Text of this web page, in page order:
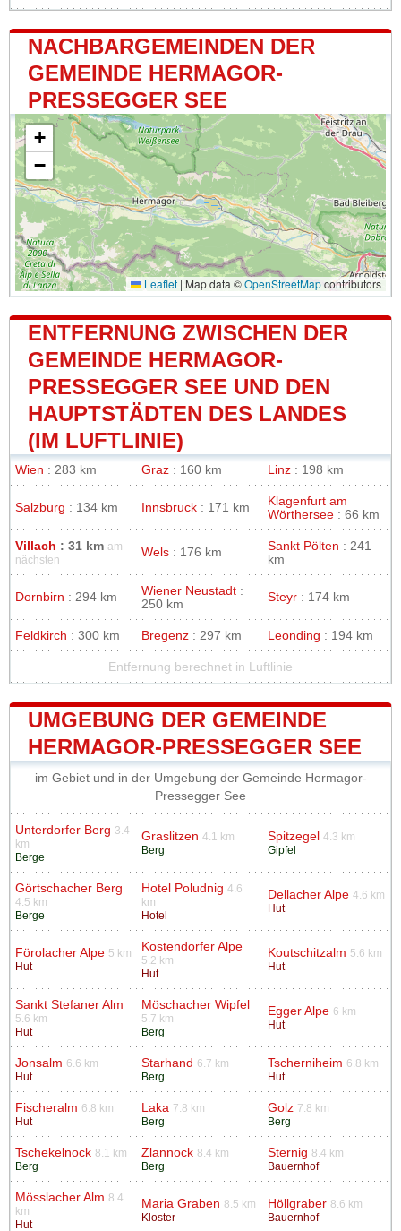
NACHBARGEMEINDEN DER
GEMEINDE HERMAGOR-
PRESSEGGER SEE
+
−
Leaflet | Map data ©OpenStreetMapcontributors
ENTFERNUNG ZWISCHEN DER
GEMEINDE HERMAGOR-
PRESSEGGER SEE UND DEN
HAUPTSTÄDTEN DES LANDES
(IM LUFTLINIE)
Wien : 283 km Graz : 160 km Linz : 198 km
Salzburg : 134 km Innsbruck : 171 km
Klagenfurt am
Wörthersee : 66 km
Villach : 31 km am
nächsten
Wels : 176 km Sankt Pölten : 241
km
Dornbirn : 294 km Wiener Neustadt :
250 km
Steyr : 174 km
Feldkirch : 300 km Bregenz : 297 km Leonding : 194 km
Entfernung berechnet in Luftlinie
UMGEBUNG DER GEMEINDE
HERMAGOR-PRESSEGGER SEE
im Gebiet und in der Umgebung der Gemeinde Hermagor-
Pressegger See
Unterdorfer Berg 3.4
km
Berge
Graslitzen 4.1 km
Berg
Spitzegel 4.3 km
Gipfel
Görtschacher Berg
4.5 km
Berge
Hotel Poludnig 4.6
km
Hotel
Dellacher Alpe 4.6 km
Hut
Förolacher Alpe 5 km
Hut
Kostendorfer Alpe
5.2 km
Hut
Koutschitzalm 5.6 km
Hut
Sankt Stefaner Alm
5.6 km
Hut
Möschacher Wipfel
5.7 km
Berg
Egger Alpe 6 km
Hut
Jonsalm 6.6 km
Hut
Starhand 6.7 km
Berg
Tscherniheim 6.8 km
Hut
Fischeralm 6.8 km
Hut
Laka 7.8 km
Berg
Golz 7.8 km
Berg
Tschekelnock 8.1 km
Berg
Zlannock 8.4 km
Berg
Sternig 8.4 km
Bauernhof
Mösslacher Alm 8.4
km
Hut
Maria Graben 8.5 km
Kloster
Höllgraber 8.6 km
Bauernhof